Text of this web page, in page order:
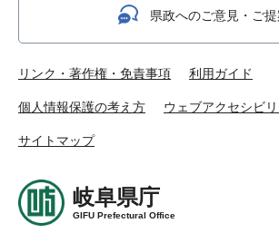
県政へのご意見・ご提
リンク・著作権・免責事項 利用ガイド
個人情報保護の考え方 ウェブアクセシビ
サイトマップ
岐阜県庁
GIFU Prefectural Office